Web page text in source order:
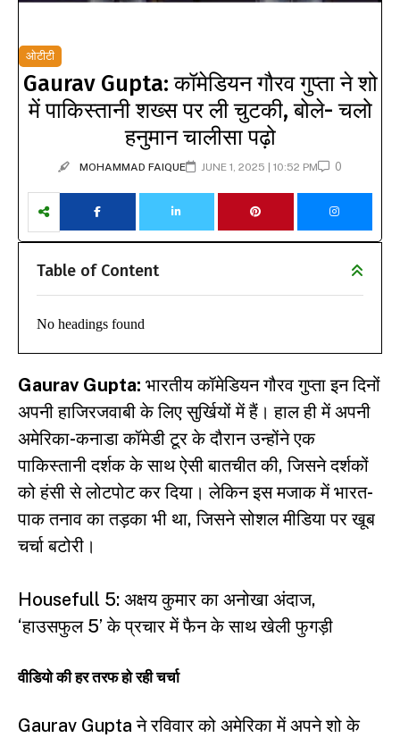
ओटीटी
Gaurav Gupta: कॉमेडियन गौरव गुप्ता ने शो
में पाकिस्तानी शख्स पर ली चुटकी, बोले- चलो
हनुमान चालीसा पढ़ो
MOHAMMAD FAIQUE JUNE 1, 2025 | 10:52 PM 0
Table of Content
No headings found
Gaurav Gupta: भारतीय कॉमेडियन गौरव गुप्ता इन दिनों
अपनी हाजिरजवाबी के लिए सुर्खियों में हैं। हाल ही में अपनी
अमेरिका-कनाडा कॉमेडी टूर के दौरान उन्होंने एक
पाकिस्तानी दर्शक के साथ ऐसी बातचीत की, जिसने दर्शकों
को हंसी से लोटपोट कर दिया। लेकिन इस मजाक में भारत-
पाक तनाव का तड़का भी था, जिसने सोशल मीडिया पर खूब
चर्चा बटोरी।
Housefull 5: अक्षय कुमार का अनोखा अंदाज,
‘हाउसफुल 5’ के प्रचार में फैन के साथ खेली फुगड़ी
वीडियो की हर तरफ हो रही चर्चा
Gaurav Gupta ने रविवार को अमेरिका में अपने शो के